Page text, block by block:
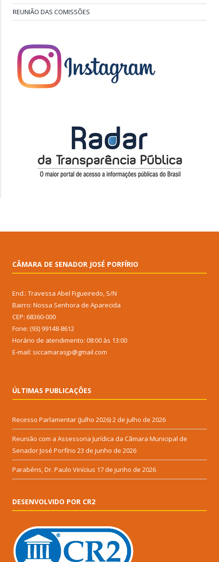
REUNIÃO DAS COMISSÕES
CÂMARA DE SENADOR JOSÉ PORFÍRIO
End.: Travessa Abel Figueiredo, S/N
Bairro: Nossa Senhora de Aparecida
CEP: 68360-000
Fone: (93) 99148-8612
Horário de atendimento: 08:00 às 13:00
E-mail: siccamarasjp@gmail.com
ÚLTIMAS PUBLICAÇÕES
Recesso Parlamentar (Julho 2026)2 de julho de 2026
Reunião com a Assessoria Jurídica da Câmara Municipal de
Senador José Porfírio 23 de junho de 2026
Parabéns, Dr. Paulo Vinícius 17 de junho de 2026
DESENVOLVIDO POR CR2